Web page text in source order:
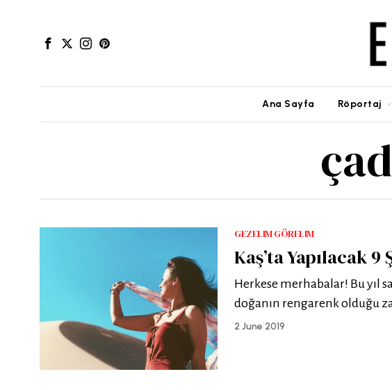
Ana Sayfa Röportaj
GEZELIM GÖRELIM
Kaş’ta Yapılacak 9
Herkese merhabalar! Bu yıl
doğanın rengarenk olduğu
2 June 2019